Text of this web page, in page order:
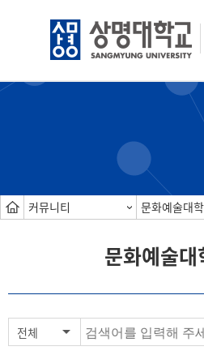
커뮤니티 문화예술대
문화예술대
전체